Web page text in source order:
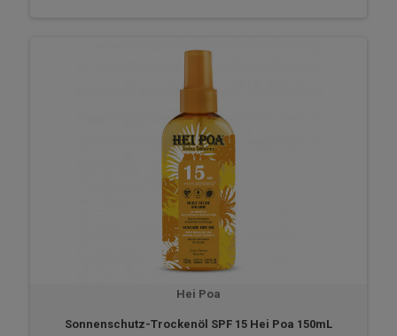
Hei Poa
Sonnenschutz-Trockenöl SPF 15 Hei Poa 150mL